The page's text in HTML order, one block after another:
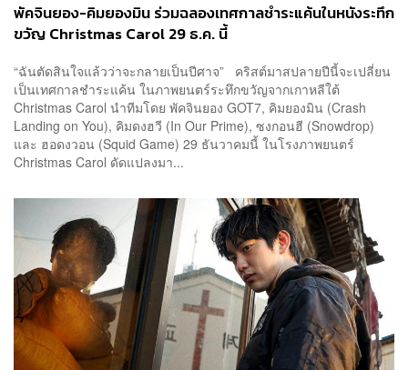
พัคจินยอง-คิมยองมิน ร่วมฉลองเทศกาลชำระแค้นในหนังระทึก
ขวัญ Christmas Carol 29 ธ.ค. นี้
“ฉันตัดสินใจแล้วว่าจะกลายเป็นปีศาจ” คริสต์มาสปลายปีนี้จะเปลี่ยน
เป็นเทศกาลชำระแค้น ในภาพยนตร์ระทึกขวัญจากเกาหลีใต้
Christmas Carol นำทีมโดย พัคจินยอง GOT7, คิมยองมิน (Crash
Landing on You), คิมดงฮวี (In Our Prime), ซงกอนฮี (Snowdrop)
และ ฮอดงวอน (Squid Game) 29 ธันวาคมนี้ ในโรงภาพยนตร์
Christmas Carol ดัดแปลงมา...